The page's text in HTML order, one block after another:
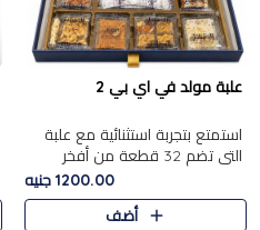
علبة مولد في اي بي 2
استمتع بتجربة استثنائية مع علبة
التي تضم 32 قطعة من أفخر
حلويات المولد الشرقية، في تشكيلة
تجمع بين الأصالة والاختيارات
الفاخرة. تحتوي العلبة..
1200.00 جنيه
أضف